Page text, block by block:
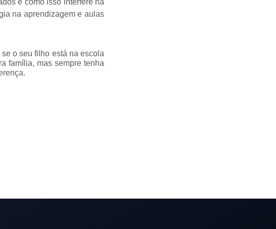
na aprendizagem e aulas
o seu filho está na escola
família, mas sempre tenha